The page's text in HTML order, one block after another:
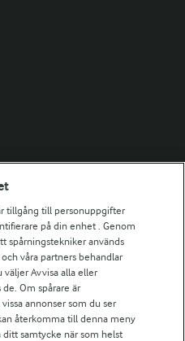
tillgång till personuppgifter
på din enhet . Genom
spårningstekniker används
våra partners behandlar
väljer Avvisa alla eller
Om spårare är
annonser som du ser
återkomma till denna meny
samtycke när som helst